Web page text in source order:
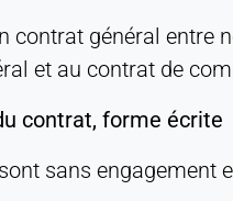
contrat général entre
et au contrat de
contrat, forme écrite
sans engagement